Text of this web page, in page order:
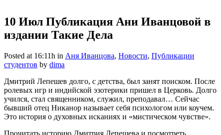
10 Июл Публикация Ани Иванцовой в
издании Такие Дела
Posted at 16:11h in Аня Иванцова, Новости, Публикации
студентов by dima
Дмитрий Лепешев долго, с детства, был занят поиском. После
ролевых игр и индийской эзотерики пришел в Церковь. Долго
учился, стал священником, служил, преподавал… Сейчас
бывший отец Никанор называет себя психологом или коучем.
Это история о духовных исканиях и «мистическом чувстве».
Прочитать историю Дмитрия Лепешева и посмотреть